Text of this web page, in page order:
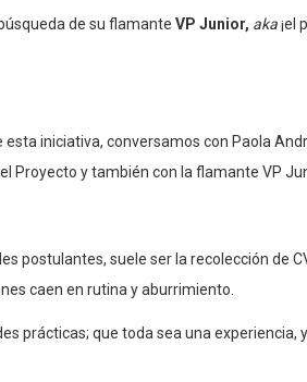
de su flamante VP Junior, aka¡el
iniciativa, conversamos con Paola
Proyecto y también con la flamante VP
postulantes, suele ser la recolección de
caen en rutina y aburrimiento.
prácticas; que toda sea una experiencia,